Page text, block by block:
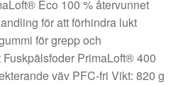
Eco 100 % återvunnet
för att förhindra lukt
för grepp och
PrimaLoft® 400
väv PFC-fri Vikt: 820 g